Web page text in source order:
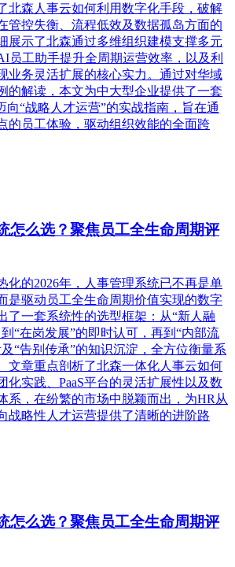
北森人事云如何利用数字化手段，破解
管控失衡、流程低效及数据孤岛方面的
展示了北森通过多维组织建模支撑多元
员工助手提升全周期运营效率，以及利
业务灵活扩展的核心实力。通过对华域
的解读，本文为中大型企业提供了一套
向“战略人才运营”的实战指南，旨在通
的员工体验，驱动组织效能的全面跨
怎么选？聚焦员工全生命周期评
化的2026年，人事管理系统已不再是单
是驱动员工全生命周期价值实现的数字
了一套系统性的选型框架：从“新人融
“在岗发展”的即时认可，再到“内部流
“告别传承”的知识沉淀，全方位衡量系
文章重点剖析了北森一体化人事云如何
化实践、PaaS平台的灵活扩展性以及数
系，在纷繁的市场中脱颖而出，为HR从
战略性人才运营提供了清晰的进阶路
怎么选？聚焦员工全生命周期评